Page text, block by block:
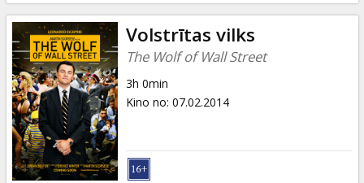
Volstrītas vilks
The Wolf of Wall Street
3h 0min
Kino no: 07.02.2014